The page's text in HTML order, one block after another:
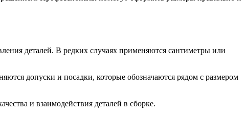
деталей. В редких случаях применяются сантиметры или
допуски и посадки, которые обозначаются рядом с размером
и взаимодействия деталей в сборке.